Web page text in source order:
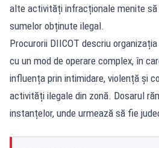
alte activități infracționale menite să
sumelor obținute ilegal.
Procurorii DIICOT descriu
cu un mod de operare complex, în
influența prin intimidare, violență și
activități ilegale din zonă. Dosarul
instanțelor, unde urmează să fie